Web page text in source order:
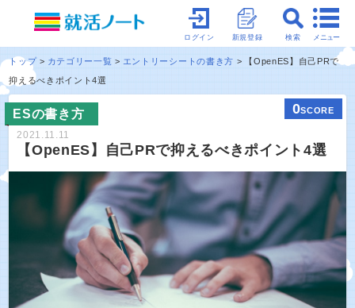
メニュー
検索
新規登録
ログイン
トップ カテゴリー一覧 エントリーシートの書き方
【OpenES】自己PRで
抑えるべきポイント4選
ESの書き方 0SCORE
2021.11.11
【OpenES】自己PRで抑えるべきポイント4選